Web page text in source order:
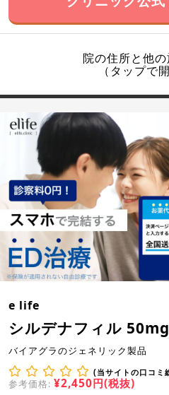
院の住所と他
（タップで
e life
シルデナフィル
バイアグラのジェネリック製品
(当サイトの口コミ
参考価格: ¥2,450円(税抜)